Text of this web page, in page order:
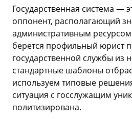
Государственная система —
оппонент, располагающий
административным
берется профильный юрист
государственной службы из
стандартные шаблоны
используем типовые
ситуация с госслужащим
политизирована.